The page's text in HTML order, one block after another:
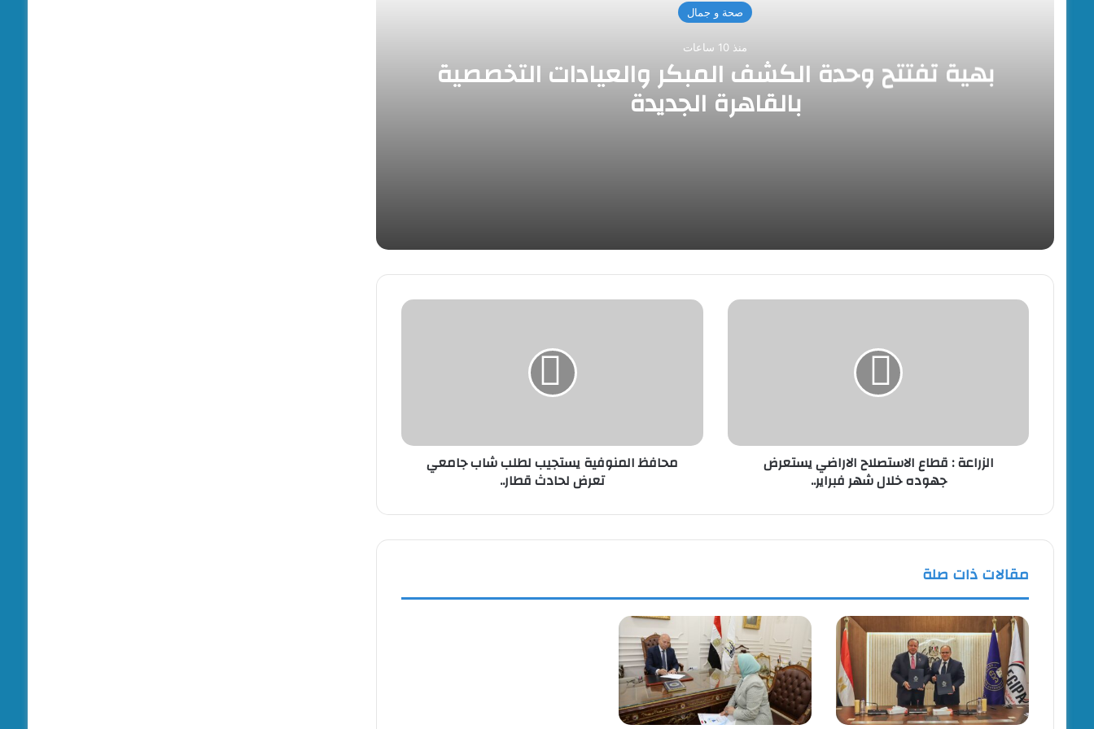
صحة و جمال
منذ 10 ساعات
بهية تفتتح وحدة الكشف المبكر والعيادات التخصصية
بالقاهرة الجديدة
12 أغسط…فتح باب التقديم لحج القرعةالزراعة
شهر
الزراعة : قطاع الاستصلاح الاراضي يستعرض
جهوده خلال شهر فبراير..
محافظ
قطار..
محافظ المنوفية يستجيب لطلب شاب جامعي
تعرض لحادث قطار..
مقالات ذات صلة